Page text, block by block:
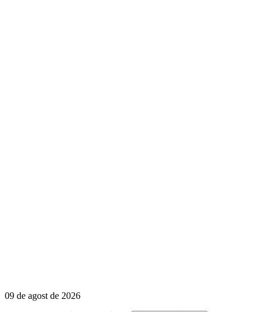
09 de agost de 2026